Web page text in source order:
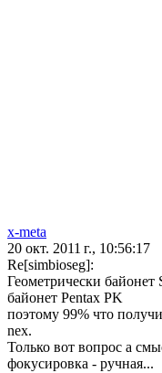
x-meta
20 окт. 2011 г., 10:56:17
Re[simbioseg]:
Геометрически байонет
байонет Pentax PK
поэтому 99% что
nex.
Только вот вопрос а
фокусировка - ручная...